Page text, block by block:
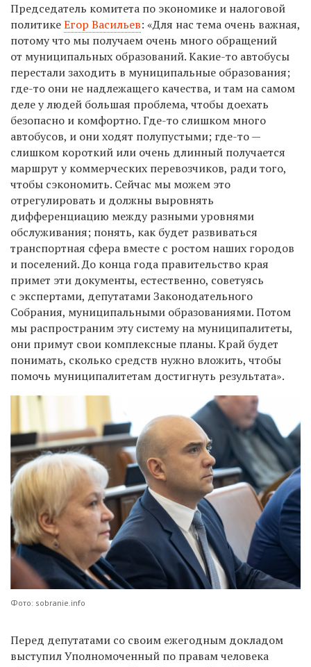
Председатель комитета по экономике и налоговой
политикеЕгор Васильев: «Для нас тема очень важная,
потому что мы получаем очень много обращений
от муниципальных образований. Какие-то автобусы
перестали заходить в муниципальные образования;
где-то они не надлежащего качества, и там на самом
деле у людей большая проблема, чтобы доехать
безопасно и комфортно. Где-то слишком много
автобусов, и они ходят полупустыми; где-то —
слишком короткий или очень длинный получается
маршрут у коммерческих перевозчиков, ради того,
чтобы сэкономить. Сейчас мы можем это
отрегулировать и должны выровнять
дифференциацию между разными уровнями
обслуживания; понять, как будет развиваться
транспортная сфера вместе с ростом наших городов
и поселений. До конца года правительство края
примет эти документы, естественно, советуясь
с экспертами, депутатами Законодательного
Собрания, муниципальными образованиями. Потом
мы распространим эту систему на муниципалитеты,
они примут свои комплексные планы. Край будет
понимать, сколько средств нужно вложить, чтобы
помочь муниципалитетам достигнуть результата».
Фото: sobranie.info
Перед депутатами со своим ежегодным докладом
выступил Уполномоченный по правам человека